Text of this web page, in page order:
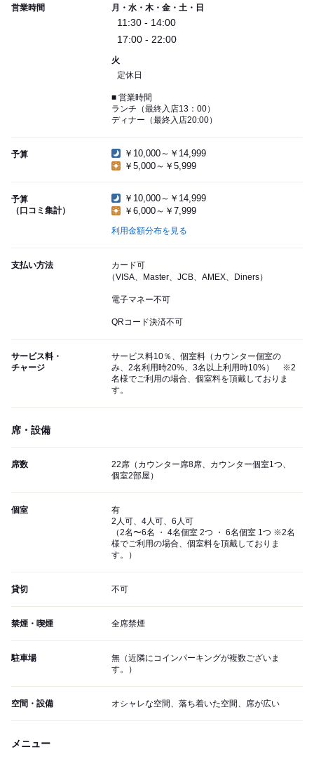
営業時間 月・水・木・金・土・日
11:30 - 14:00
17:00 - 22:00
火
定休日
■ 営業時間
ランチ（最終入店13：00）
ディナー（最終入店20:00）
予算
￥10,000～￥14,999
￥5,000～￥5,999
予算
（口コミ集計）
￥10,000～￥14,999
￥6,000～￥7,999
利用金額分布を見る
支払い方法
カード可
（VISA、Master、JCB、AMEX、Diners）
電子マネー不可
QRコード決済不可
サービス料・
チャージ
サービス料10％、個室料（カウンター個室の
み、2名利用時20%、3名以上利用時10%） ※2
名様でご利用の場合、個室料を頂戴しておりま
す。
席・設備
席数
22席（カウンター席8席、カウンター個室1つ、
個室2部屋）
個室
有
2人可、4人可、6人可
（2名〜6名 ・ 4名個室 2つ ・ 6名個室 1つ ※2名
様でご利用の場合、個室料を頂戴しておりま
す。）
貸切 不可
禁煙・喫煙 全席禁煙
駐車場
無（近隣にコインパーキングが複数ございま
す。）
空間・設備 オシャレな空間、落ち着いた空間、席が広い
メニュー